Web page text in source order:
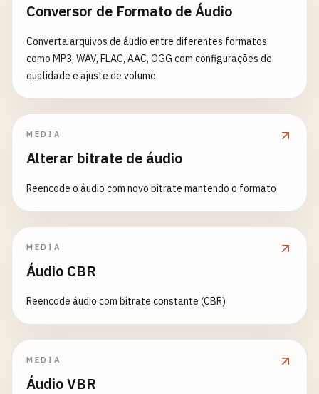
Conversor de Formato de Áudio
Converta arquivos de áudio entre diferentes formatos
como MP3, WAV, FLAC, AAC, OGG com configurações de
qualidade e ajuste de volume
MEDIA
Alterar bitrate de áudio
Reencode o áudio com novo bitrate mantendo o formato
MEDIA
Áudio CBR
Reencode áudio com bitrate constante (CBR)
MEDIA
Áudio VBR